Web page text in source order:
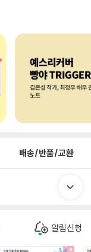
배송/반품/교환
알림신청